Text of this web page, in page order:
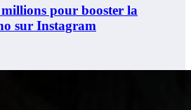
pour booster la
sur Instagram